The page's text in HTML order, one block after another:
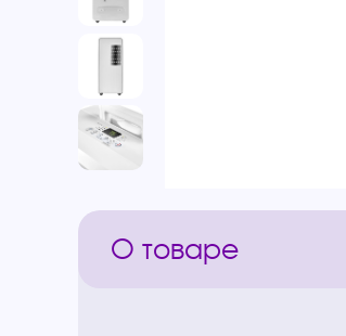
О товаре